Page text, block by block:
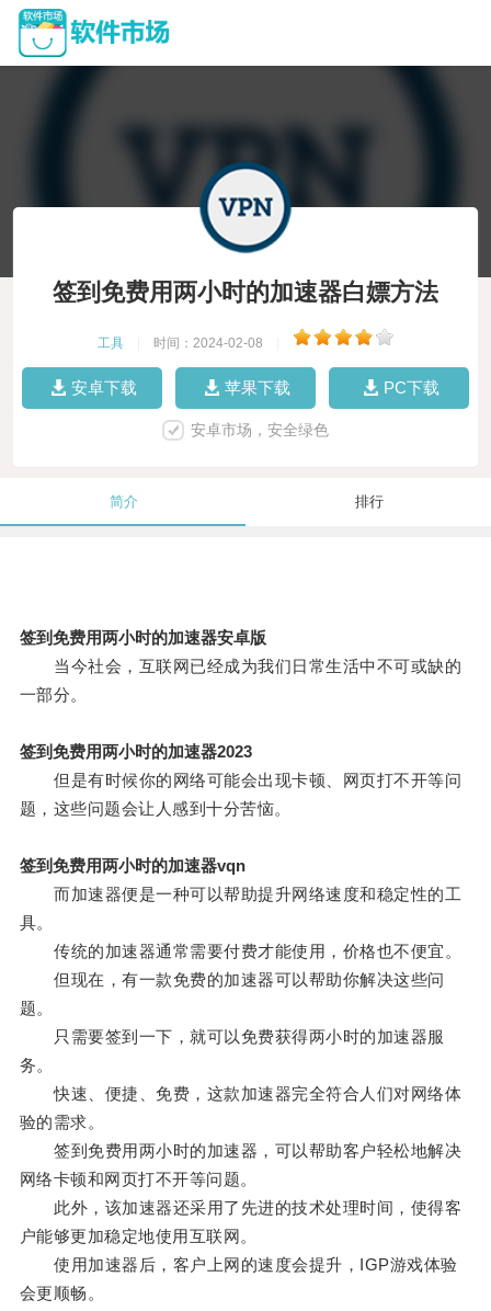
签到免费用两小时的加速器白嫖方法
工具 时间：2024-02-08
安卓下载 苹果下载 PC下载
安卓市场，安全绿色
简介 排行
签到免费用两小时的加速器安卓版
当今社会，互联网已经成为我们日常生活中不可或缺的
一部分。
签到免费用两小时的加速器2023
但是有时候你的网络可能会出现卡顿、网页打不开等问
题，这些问题会让人感到十分苦恼。
签到免费用两小时的加速器vqn
而加速器便是一种可以帮助提升网络速度和稳定性的工
具。
传统的加速器通常需要付费才能使用，价格也不便宜。
但现在，有一款免费的加速器可以帮助你解决这些问
题。
只需要签到一下，就可以免费获得两小时的加速器服
务。
快速、便捷、免费，这款加速器完全符合人们对网络体
验的需求。
签到免费用两小时的加速器，可以帮助客户轻松地解决
网络卡顿和网页打不开等问题。
此外，该加速器还采用了先进的技术处理时间，使得客
户能够更加稳定地使用互联网。
使用加速器后，客户上网的速度会提升，IGP游戏体验
会更顺畅。